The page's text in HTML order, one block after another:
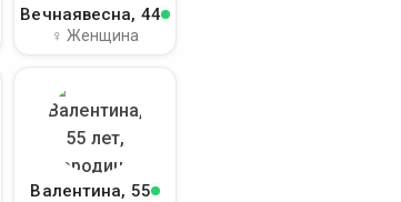
Вечнаявесна, 44
♀ Женщина
Валентина, 55